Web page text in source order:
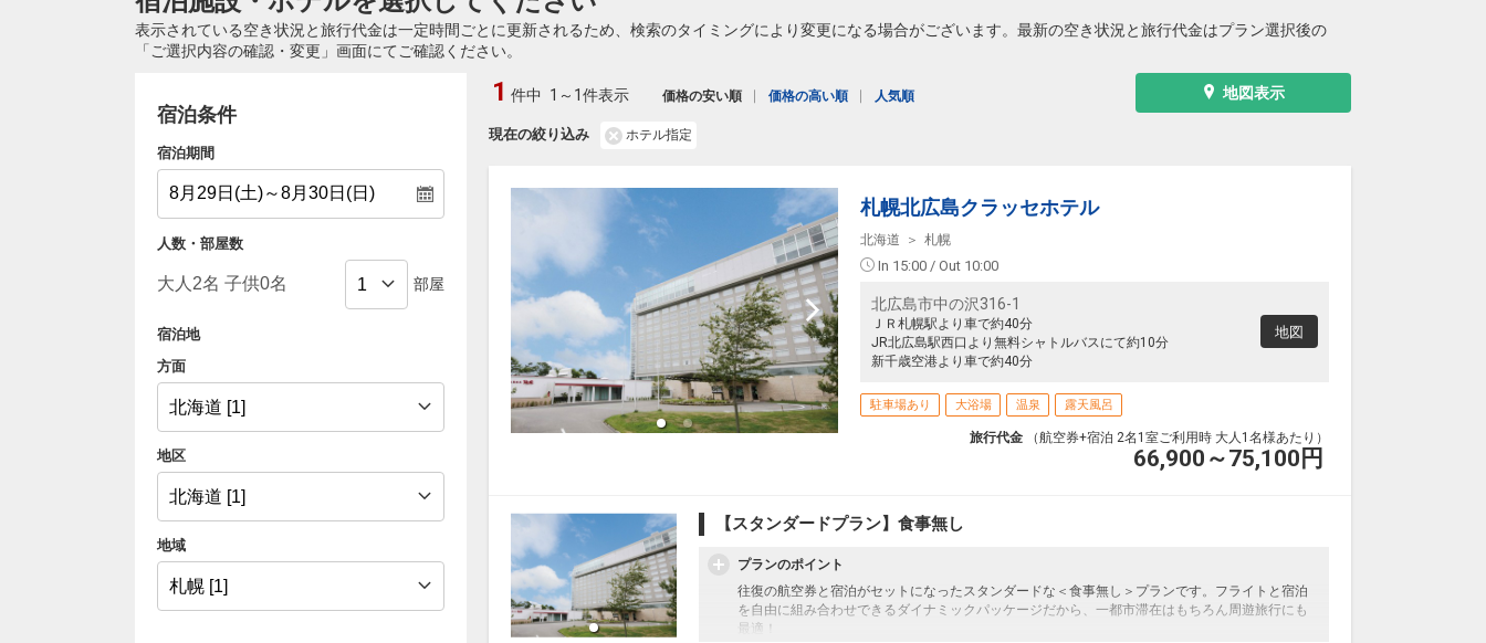
表示されている空き状況と旅行代金は一定時間ごとに更新されるため、検索のタイミングにより変更になる場合がございます。最新の空き状況と旅行代金はプラン選択後の
「ご選択内容の確認・変更」画面にてご確認ください。
宿泊条件
宿泊期間
人数・部屋数
部屋
宿泊地
方面
地区
地域
地図表示
現在の絞り込み ホテル指定
1 件中 1～1件表示 価格の安い順 価格の高い順 人気順
札幌北広島クラッセホテル
北海道 札幌
In 15:00 / Out 10:00
北広島市中の沢316-1
ＪＲ札幌駅より車で約40分
JR北広島駅西口より無料シャトルバスにて約10分
新千歳空港より車で約40分
地図
駐車場あり 大浴場 温泉 露天風呂
旅行代金 （航空券+宿泊 2名1室ご利用時 大人1名様あたり）
66,900～75,100 円
【スタンダードプラン】食事無し
プランのポイント
往復の航空券と宿泊がセットになったスタンダードな＜食事無し＞プランです。フライトと宿泊
を自由に組み合わせできるダイナミックパッケージだから、一都市滞在はもちろん周遊旅行にも
最適！